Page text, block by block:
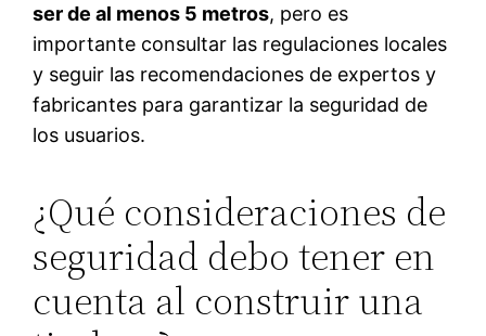
ser de al menos 5 metros, pero es
importante consultar las regulaciones locales
y seguir las recomendaciones de expertos y
fabricantes para garantizar la seguridad de
los usuarios.
¿Qué consideraciones de
seguridad debo tener en
cuenta al construir una